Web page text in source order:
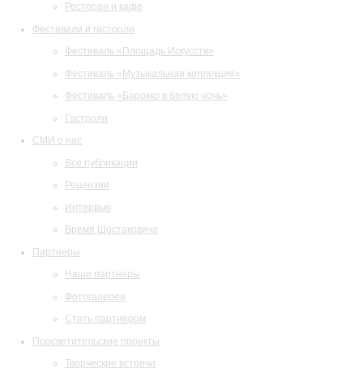
Ресторан и кафе
Фестивали и гастроли
Фестиваль «Площадь Искусств»
Фестиваль «Музыкальная коллекция»
Фестиваль «Барокко в белую ночь»
Гастроли
СМИ о нас
Все публикации
Рецензии
Интервью
Время Шостаковича
Партнеры
Наши партнеры
Фотогалерея
Стать партнером
Просветительские проекты
Творческие встречи